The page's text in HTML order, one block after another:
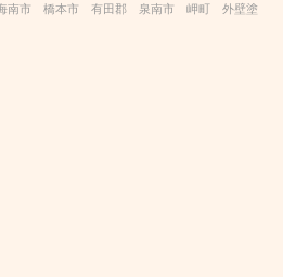
南市 橋本市 有田郡 泉南市 岬町 外壁塗